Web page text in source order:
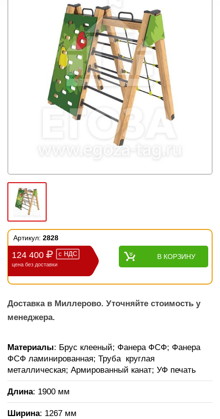
Артикул: 2828
124 400 с НДС
цена без доставки
В КОРЗИНУ
Доставка в Миллерово. Уточняйте стоимость у
менеджера.
Материалы: Брус клееный; Фанера ФСФ; Фанера
ФСФ ламинированная; Труба круглая
металлическая; Армированный канат; УФ печать
Длина: 1900 мм
Ширина: 1267 мм